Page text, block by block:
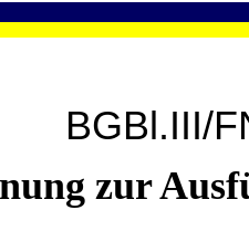
BGBl.III/
zur